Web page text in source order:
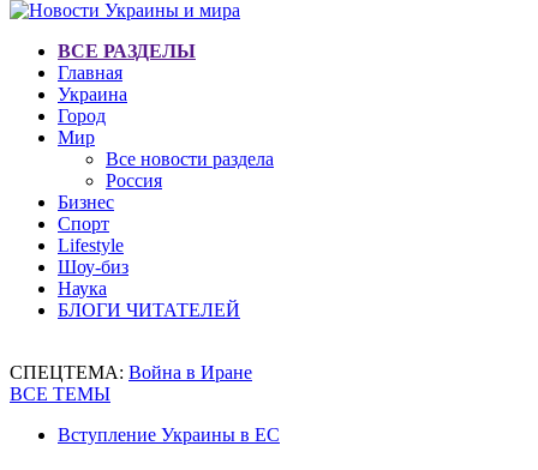
ВСЕ РАЗДЕЛЫ
Главная
Украина
Город
Мир
Все новости раздела
Россия
Бизнес
Спорт
Lifestyle
Шоу-биз
Наука
БЛОГИ ЧИТАТЕЛЕЙ
СПЕЦТЕМА: Война в Иране
ВСЕ ТЕМЫ
Вступление Украины в ЕС